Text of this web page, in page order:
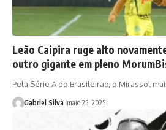
Leão Caipira ruge alto
outro gigante em pleno
Pela Série A do Brasileirão, o Mirassol
Gabriel Silva maio 25, 2025